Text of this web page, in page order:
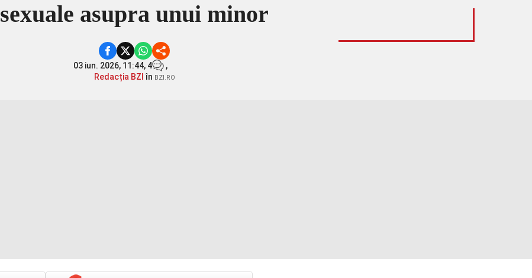
sexuale asupra unui minor
03 iun. 2026, 11:44, 4
,
Redacția BZI în BZI.RO